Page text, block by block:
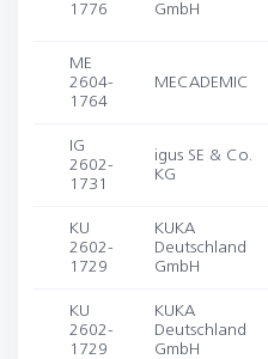
1776
GmbH
ME
2604-
1764
MECADEMIC
IG
2602-
1731
igus SE & Co.
KG
KU
2602-
1729
KUKA
Deutschland
GmbH
KU
2602-
1729
KUKA
Deutschland
GmbH